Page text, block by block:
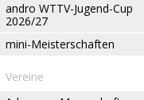
andro WTTV-Jugend-Cup
2026/27
mini-Meisterschaften
Vereine